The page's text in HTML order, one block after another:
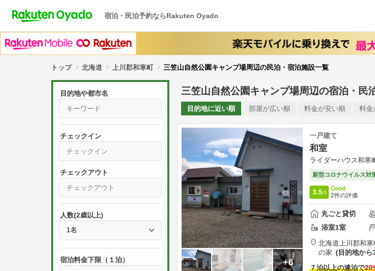
宿泊・民泊予約ならRakuten Oyado
トップ 北海道 上川郡和寒町 三笠山自然公園キャンプ場周辺の民泊・宿泊施設一覧
目的地や都市名
チェックイン
r
s
s
e
P
r
s
t
人数(2歳以上)
宿泊料金下限（１泊）
三笠山自然公園キャンプ場周辺の宿泊・民
目的地に近い順 部屋が広い順 料金が安い順 料金
+6
一戸建て
和室
ライダーハウス和寒
新型コロナウイルス対
3.5/5
Good
2件の評価
丸ごと貸切
浴室1室
北海道 上川郡和
の家
目的地から
７泊以上の連泊で20